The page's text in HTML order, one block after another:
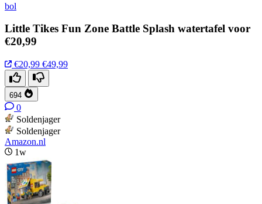
bol
Little Tikes Fun Zone Battle Splash watertafel voor
€20,99
€20,99 €49,99
694
0
Soldenjager
Soldenjager
Amazon.nl
1w